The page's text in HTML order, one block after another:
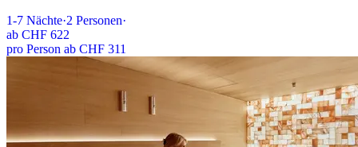
1-7 Nächte·2 Personen·
ab CHF 622
pro Person ab CHF 311